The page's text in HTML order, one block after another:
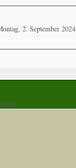
2. September 2024